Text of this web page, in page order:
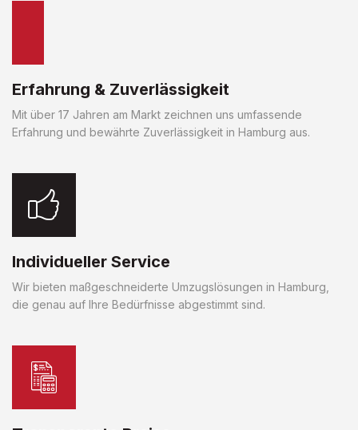
Erfahrung & Zuverlässigkeit
Mit über 17 Jahren am Markt zeichnen uns umfassende
Erfahrung und bewährte Zuverlässigkeit in Hamburg aus.
Individueller Service
Wir bieten maßgeschneiderte Umzugslösungen in Hamburg,
die genau auf Ihre Bedürfnisse abgestimmt sind.